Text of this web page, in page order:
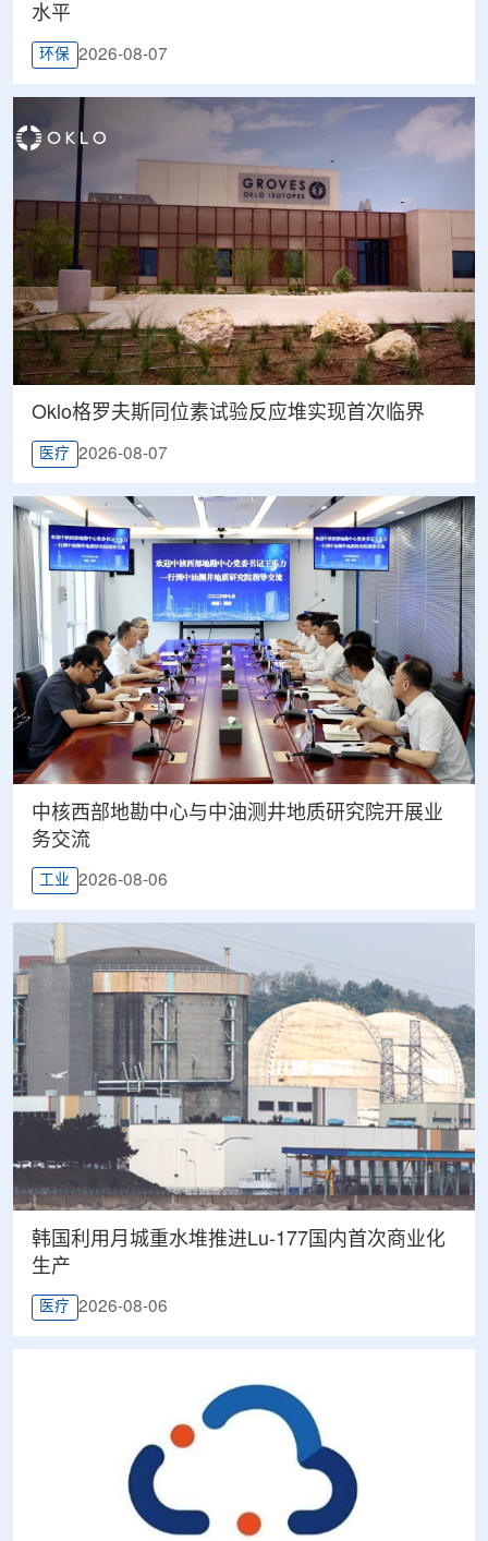
水平
环保 2026-08-07
Oklo格罗夫斯同位素试验反应堆实现首次临界
医疗 2026-08-07
中核西部地勘中心与中油测井地质研究院开展业
务交流
工业 2026-08-06
韩国利用月城重水堆推进Lu-177国内首次商业化
生产
医疗 2026-08-06